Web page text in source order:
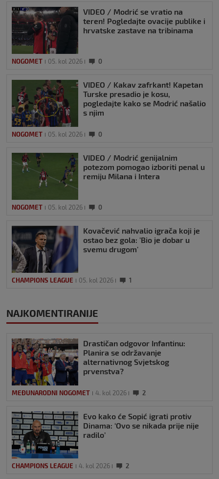
VIDEO / Modrić se vratio na
teren! Pogledajte ovacije publike i
hrvatske zastave na tribinama
NOGOMET 05. kol 2026 0
VIDEO / Kakav zafrkant! Kapetan
Turske presadio je kosu,
pogledajte kako se Modrić našalio
s njim
NOGOMET 05. kol 2026 0
VIDEO / Modrić genijalnim
potezom pomogao izboriti penal u
remiju Milana i Intera
NOGOMET 05. kol 2026 0
Kovačević nahvalio igrača koji je
ostao bez gola: 'Bio je dobar u
svemu drugom'
CHAMPIONS LEAGUE 05. kol 2026 1
NAJKOMENTIRANIJE
Drastičan odgovor Infantinu:
Planira se održavanje
alternativnog Svjetskog
prvenstva?
MEĐUNARODNI NOGOMET 4. kol 2026 2
Evo kako će Sopić igrati protiv
Dinama: ‘Ovo se nikada prije nije
radilo’
CHAMPIONS LEAGUE 4. kol 2026 2